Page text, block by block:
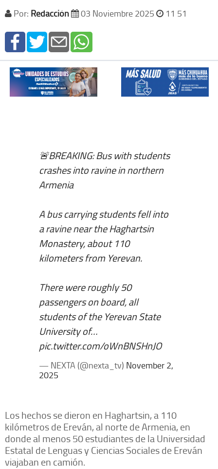
Por: Redacción 03 Noviembre 2025 11 51
🚨BREAKING: Bus with students
crashes into ravine in northern
Armenia
A bus carrying students fell into
a ravine near the Haghartsin
Monastery, about 110
kilometers from Yerevan.
There were roughly 50
passengers on board, all
students of the Yerevan State
University of…
pic.twitter.com/oWnBNSHnJO
— NEXTA (@nexta_tv) November 2,
2025
Los hechos se dieron en Haghartsin, a 110
kilómetros de Ereván, al norte de Armenia, en
donde al menos 50 estudiantes de la Universidad
Estatal de Lenguas y Ciencias Sociales de Ereván
viajaban en camión.